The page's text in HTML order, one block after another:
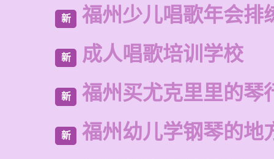
新 福州少儿唱歌年会排
新 成人唱歌培训学校
新 福州买尤克里里的琴
新 福州幼儿学钢琴的地